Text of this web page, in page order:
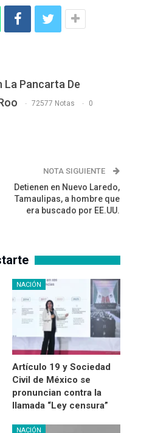
La Pancarta De
72577 Notas 0
NOTA SIGUIENTE
Detienen en Nuevo Laredo,
Tamaulipas, a hombre que
era buscado por EE.UU.
NACIÓN
Artículo 19 y Sociedad
Civil de México se
pronuncian contra la
llamada “Ley censura”
NACIÓN